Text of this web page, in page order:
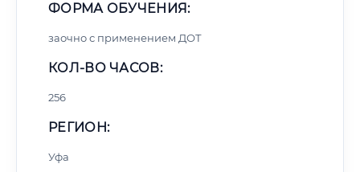
ФОРМА ОБУЧЕНИЯ:
заочно с применением ДОТ
КОЛ-ВО ЧАСОВ:
256
РЕГИОН:
Уфа